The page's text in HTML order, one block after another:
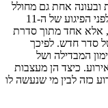
אחת גם מחולל
אותו או מאיץ את התרחשותו, היה מוכן מראש לפני הפיגוע של ה-11
אלא אחד מתוך סדרת
סדר חדש. לפיכך
המבדילה ושל
כיצד הן מעצבות
כזה לבין מי שנעשה לו